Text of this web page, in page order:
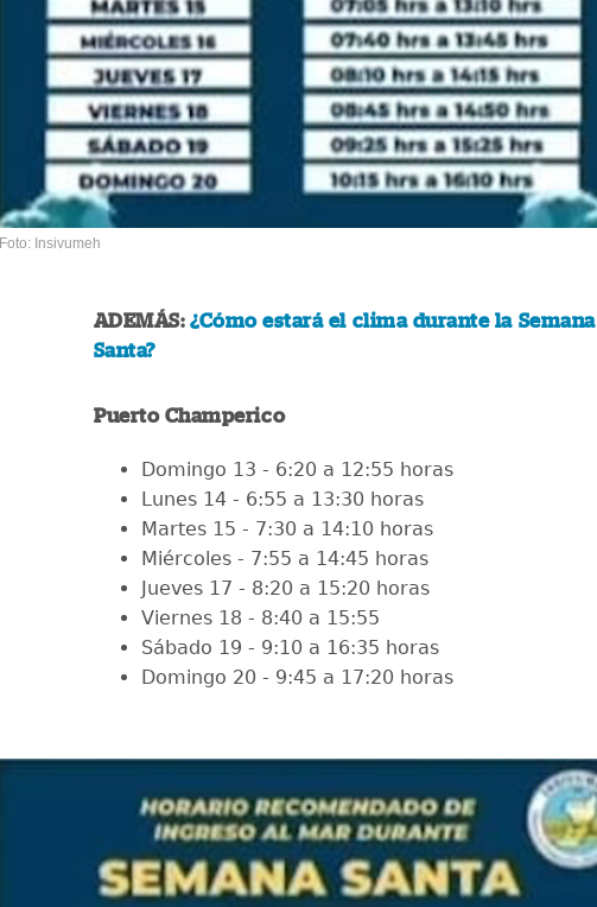
Foto: Insivumeh
ADEMÁS:¿Cómo estará el clima durante la Semana
Santa?
Puerto Champerico
Domingo 13 - 6:20 a 12:55 horas
Lunes 14 - 6:55 a 13:30 horas
Martes 15 - 7:30 a 14:10 horas
Miércoles - 7:55 a 14:45 horas
Jueves 17 - 8:20 a 15:20 horas
Viernes 18 - 8:40 a 15:55
Sábado 19 - 9:10 a 16:35 horas
Domingo 20 - 9:45 a 17:20 horas